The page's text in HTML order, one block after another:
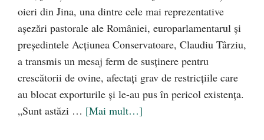
oieri din Jina, una dintre cele mai reprezentative
așezări pastorale ale României, europarlamentarul și
președintele Acțiunea Conservatoare, Claudiu Târziu,
a transmis un mesaj ferm de susținere pentru
crescătorii de ovine, afectați grav de restricțiile care
au blocat exporturile și le-au pus în pericol existența.
„Sunt astăzi … [Mai mult…]